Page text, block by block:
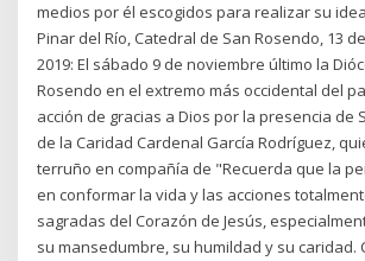
medios por él escogidos para realizar su
Pinar del Río, Catedral de San Rosendo, 13
2019: El sábado 9 de noviembre último la
Rosendo en el extremo más occidental del
acción de gracias a Dios por la presencia de
de la Caridad Cardenal García Rodríguez,
terruño en compañía de "Recuerda que la
en conformar la vida y las acciones
sagradas del Corazón de Jesús,
su mansedumbre, su humildad y su caridad.